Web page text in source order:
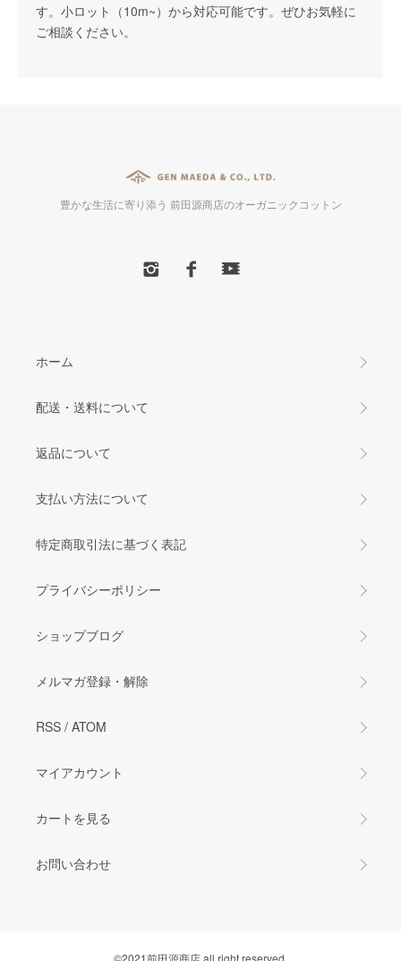
す。小ロット（10m~）から対応可能です。ぜひお気軽に
ご相談ください。
豊かな生活に寄り添う 前田源商店のオーガニックコットン
ホーム
配送・送料について
返品について
支払い方法について
特定商取引法に基づく表記
プライバシーポリシー
ショップブログ
メルマガ登録・解除
RSS / ATOM
マイアカウント
カートを見る
お問い合わせ